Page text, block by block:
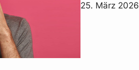
25. März 2026